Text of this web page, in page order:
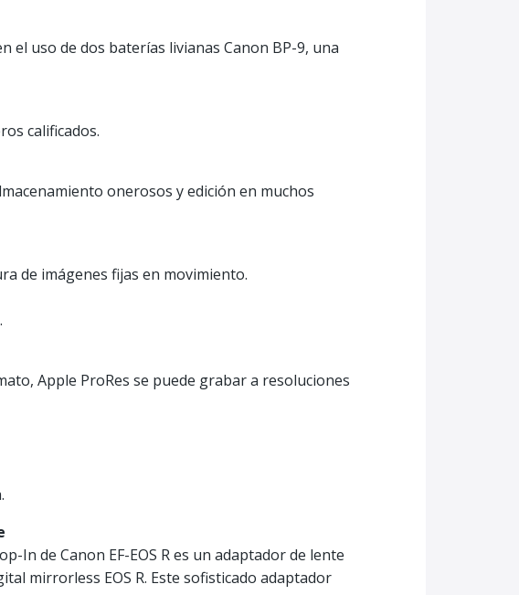
el uso de dos baterías livianas Canon BP-9, una
calificados.
onerosos y edición en muchos
de imágenes fijas en movimiento.
Apple ProRes se puede grabar a resoluciones
In de Canon EF-EOS R es un adaptador de lente
mirrorless EOS R. Este sofisticado adaptador